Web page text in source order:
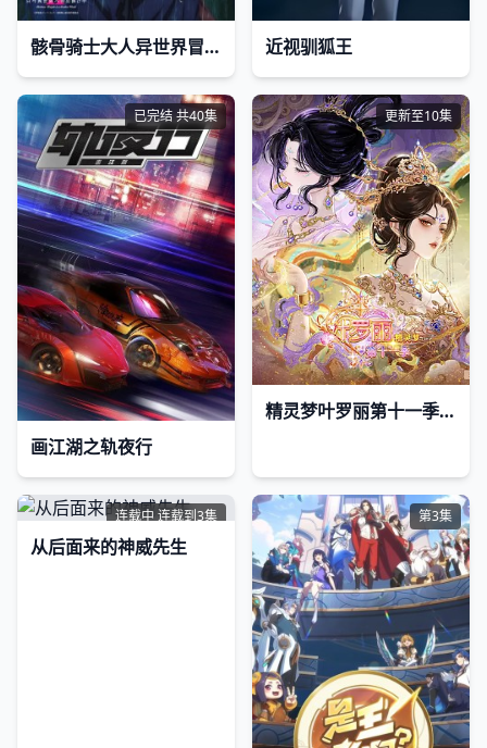
骸骨骑士大人异世界冒险中Ⅱ骸骨騎士様 近视驯狐王
已完结 共40集
画江湖之轨夜行
更新至10集
精灵梦叶罗丽第十一季(下)
连载中 连载到3集
从后面来的神威先生
第3集